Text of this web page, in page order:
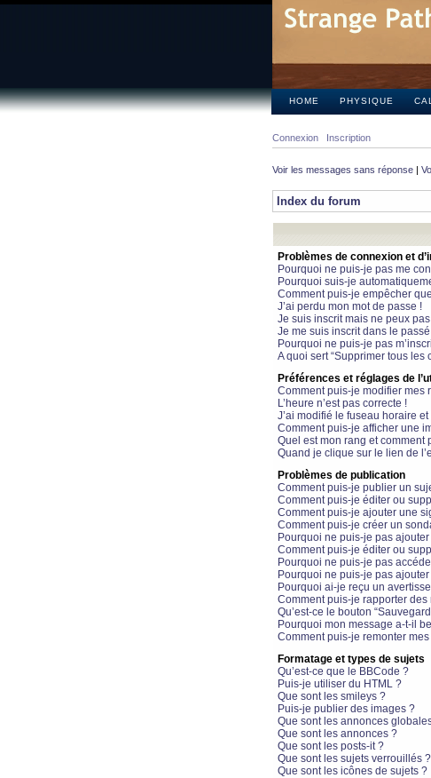
HOME PHYSIQUE
Connexion Inscription
Voir les messages sans réponse |
Index du forum
Problèmes de connexion et
Pourquoi ne puis-je pas me
Pourquoi suis-je
Comment puis-je empêcher
J’ai perdu mon mot de passe !
Je suis inscrit mais ne peux
Je me suis inscrit dans le
Pourquoi ne puis-je pas
A quoi sert “Supprimer tous les
Préférences et réglages de
Comment puis-je modifier mes
L’heure n’est pas correcte !
J’ai modifié le fuseau horaire
Comment puis-je afficher une
Quel est mon rang et comment
Quand je clique sur le lien de
Problèmes de publication
Comment puis-je publier un
Comment puis-je éditer ou
Comment puis-je ajouter une
Comment puis-je créer un
Pourquoi ne puis-je pas
Comment puis-je éditer ou
Pourquoi ne puis-je pas
Pourquoi ne puis-je pas
Pourquoi ai-je reçu un
Comment puis-je rapporter
Qu’est-ce le bouton
Pourquoi mon message a-t-il
Comment puis-je remonter
Formatage et types de sujets
Qu’est-ce que le BBCode ?
Puis-je utiliser du HTML ?
Que sont les smileys ?
Puis-je publier des images ?
Que sont les annonces
Que sont les annonces ?
Que sont les posts-it ?
Que sont les sujets verrouillés ?
Que sont les icônes de sujets ?